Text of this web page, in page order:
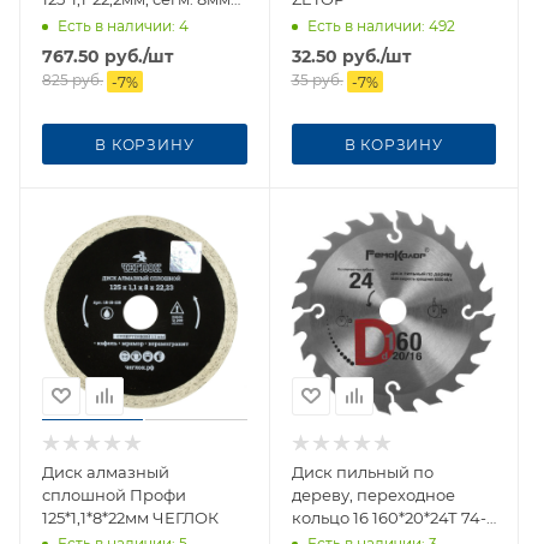
37-3-405
Есть в наличии: 4
767.50 руб./шт
825руб. -7%
В КОРЗИНУ
Есть в наличии: 492
32.50 руб./шт
35руб. -7%
В КОРЗИНУ
Диск алмазный
сплошной Профи
125*1,1*8*22мм ЧЕГЛОК
Диск пильный по
дереву, переходное
кольцо 16 160*20*24Т 74-
1-160